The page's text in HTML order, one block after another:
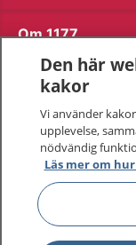
Om 1177
Kontakt
Behandling av
Hantering av kakor
Den här
kakor
Vi använder
upplevelse,
nödvändig
Läs mer om